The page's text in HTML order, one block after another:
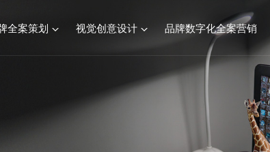
全案策划 视觉创意设计
视觉创意设计
品牌数字化全案营销